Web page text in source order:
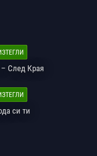
След Края
си ти